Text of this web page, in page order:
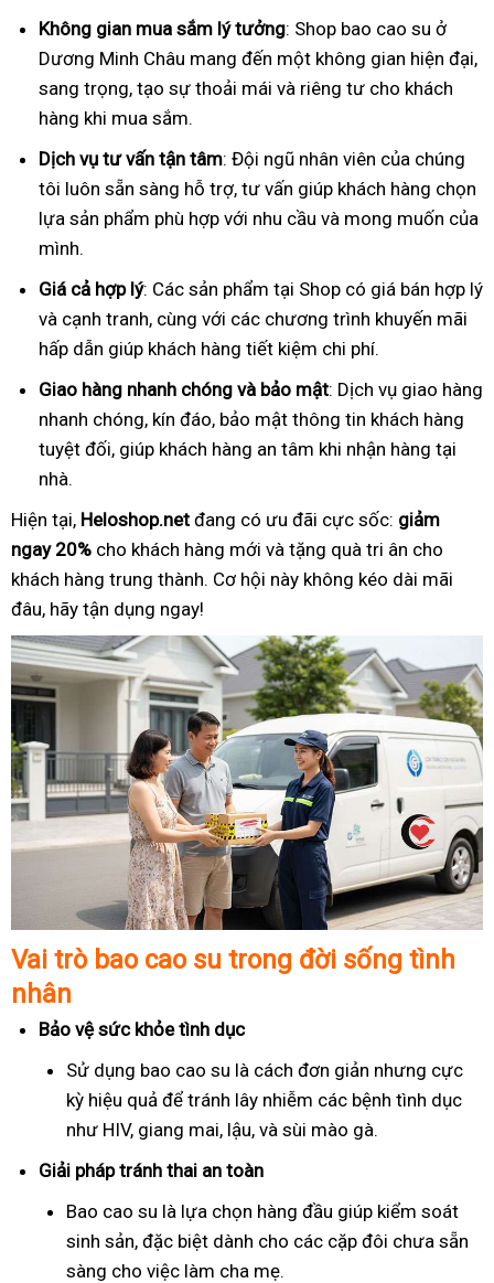
Không gian mua sắm lý tưởng: Shop bao cao su ở
Dương Minh Châu mang đến một không gian hiện đại,
sang trọng, tạo sự thoải mái và riêng tư cho khách
hàng khi mua sắm.
Dịch vụ tư vấn tận tâm: Đội ngũ nhân viên của chúng
tôi luôn sẵn sàng hỗ trợ, tư vấn giúp khách hàng chọn
lựa sản phẩm phù hợp với nhu cầu và mong muốn của
mình.
Giá cả hợp lý: Các sản phẩm tại Shop có giá bán hợp lý
và cạnh tranh, cùng với các chương trình khuyến mãi
hấp dẫn giúp khách hàng tiết kiệm chi phí.
Giao hàng nhanh chóng và bảo mật: Dịch vụ giao hàng
nhanh chóng, kín đáo, bảo mật thông tin khách hàng
tuyệt đối, giúp khách hàng an tâm khi nhận hàng tại
nhà.
Hiện tại, Heloshop.net đang có ưu đãi cực sốc: giảm
ngay 20% cho khách hàng mới và tặng quà tri ân cho
khách hàng trung thành. Cơ hội này không kéo dài mãi
đâu, hãy tận dụng ngay!
Vai trò bao cao su trong đời sống tình
nhân
Bảo vệ sức khỏe tình dục
Sử dụng bao cao su là cách đơn giản nhưng cực
kỳ hiệu quả để tránh lây nhiễm các bệnh tình dục
như HIV, giang mai, lậu, và sùi mào gà.
Giải pháp tránh thai an toàn
Bao cao su là lựa chọn hàng đầu giúp kiểm soát
sinh sản, đặc biệt dành cho các cặp đôi chưa sẵn
sàng cho việc làm cha mẹ.